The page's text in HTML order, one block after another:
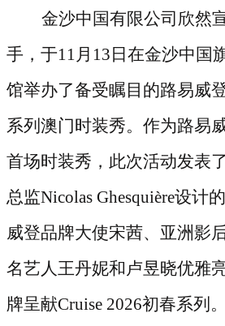
金沙中国有限公司欣然
手，于11月13日在金沙中国
馆举办了备受瞩目的路易威
系列澳门时装秀。作为路易
首场时装秀，此次活动发表
总监Nicolas Ghesquière设计
威登品牌大使宋茜、亚洲影
名艺人王丹妮和卢昱晓优雅
牌呈献Cruise 2026初春系列。